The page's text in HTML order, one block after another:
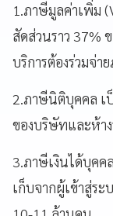
1.ภาษีมูลค่าเพิ่ม
สัดส่วนราว 37%
บริการต้องร่วมจ่า
2.ภาษีนิติบุคคล เ
ของบริษัทและห้าง
3.ภาษีเงินได้บุค
เก็บจากผู้เข้าสู่ร